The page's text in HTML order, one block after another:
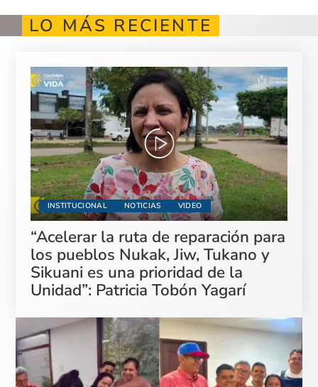
LO MÁS RECIENTE
INSTITUCIONAL NOTICIAS VIDEO
“Acelerar la ruta de reparación para
los pueblos Nukak, Jiw, Tukano y
Sikuani es una prioridad de la
Unidad”: Patricia Tobón Yagarí